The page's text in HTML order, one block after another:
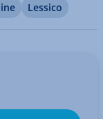
Lessico